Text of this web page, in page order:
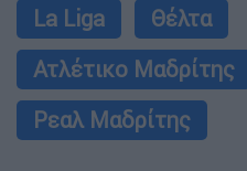
La Liga
Θέλτα
Ατλέτικο Μαδρίτης
Ρεαλ Μαδρίτης